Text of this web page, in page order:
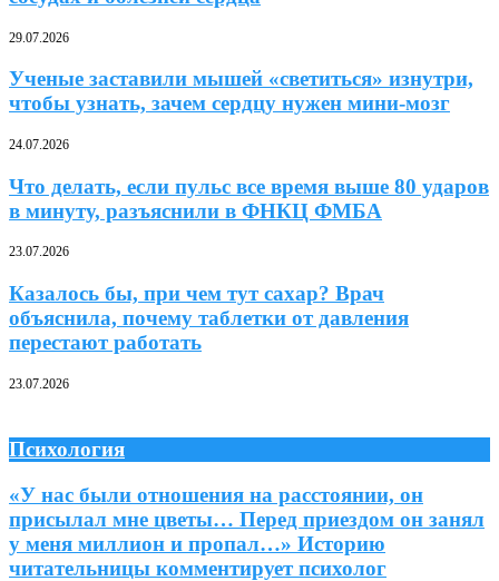
29.07.2026
Ученые заставили мышей «светиться» изнутри,
чтобы узнать, зачем сердцу нужен мини-мозг
24.07.2026
Что делать, если пульс все время выше 80 ударов
в минуту, разъяснили в ФНКЦ ФМБА
23.07.2026
Казалось бы, при чем тут сахар? Врач
объяснила, почему таблетки от давления
перестают работать
23.07.2026
Психология
«У нас были отношения на расстоянии, он
присылал мне цветы… Перед приездом он занял
у меня миллион и пропал…» Историю
читательницы комментирует психолог